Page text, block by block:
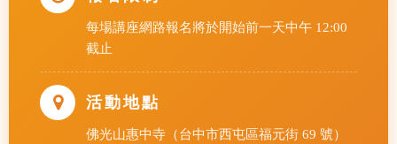
每場講座網路報名將於開始前一天中午 12:00
截止
活動地點
佛光山惠中寺（台中市西屯區福元街 69 號）